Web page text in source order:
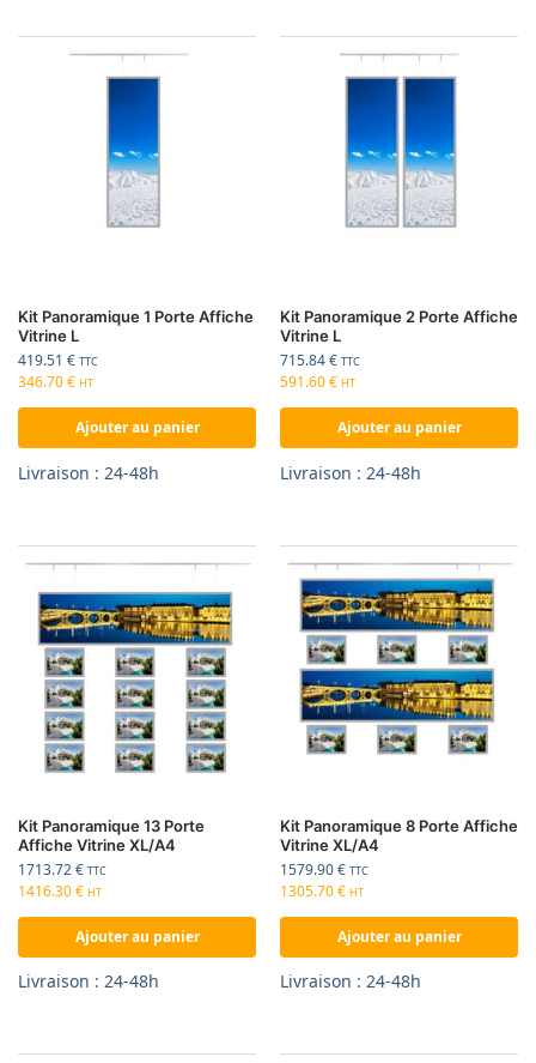
Kit Panoramique 1 Porte Affiche
Vitrine L
419.51 € TTC
346.70€ HT
Ajouter au panier
Livraison : 24-48h
Kit Panoramique 2 Porte Affiche
Vitrine L
715.84€ TTC
591.60€ HT
Ajouter au panier
Livraison : 24-48h
Kit Panoramique 13 Porte
Affiche Vitrine XL/A4
1713.72€ TTC
1416.30€ HT
Ajouter au panier
Livraison : 24-48h
Kit Panoramique 8 Porte Affiche
Vitrine XL/A4
1579.90€ TTC
1305.70€ HT
Ajouter au panier
Livraison : 24-48h